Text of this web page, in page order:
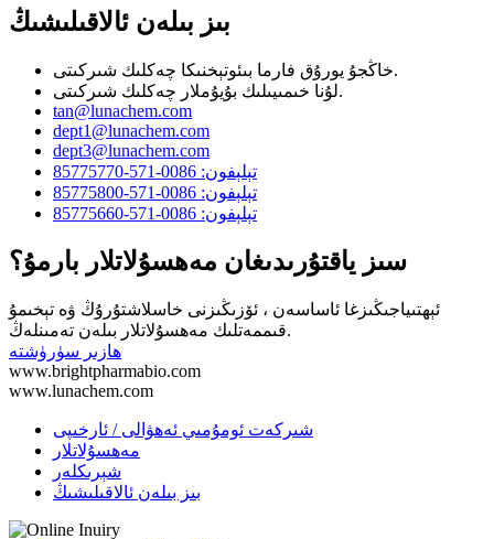
بىز بىلەن ئالاقىلىشىڭ
خاڭجۇ يورۇق فارما بىئوتېخنىكا چەكلىك شىركىتى.
لۇنا خىمىيىلىك بۇيۇملار چەكلىك شىركىتى.
tan@lunachem.com
dept1@lunachem.com
dept3@lunachem.com
تېلېفون: 0086-571-85775770
تېلېفون: 0086-571-85775800
تېلېفون: 0086-571-85775660
سىز ياقتۇرىدىغان مەھسۇلاتلار بارمۇ؟
ئېھتىياجىڭىزغا ئاساسەن ، ئۆزىڭىزنى خاسلاشتۇرۇڭ ۋە تېخىمۇ
قىممەتلىك مەھسۇلاتلار بىلەن تەمىنلەڭ.
ھازىر سۈرۈشتە
www.brightpharmabio.com
www.lunachem.com
شىركەت ئومۇمىي ئەھۋالى / ئارخىپى
مەھسۇلاتلار
شېرىكلەر
بىز بىلەن ئالاقىلىشىڭ